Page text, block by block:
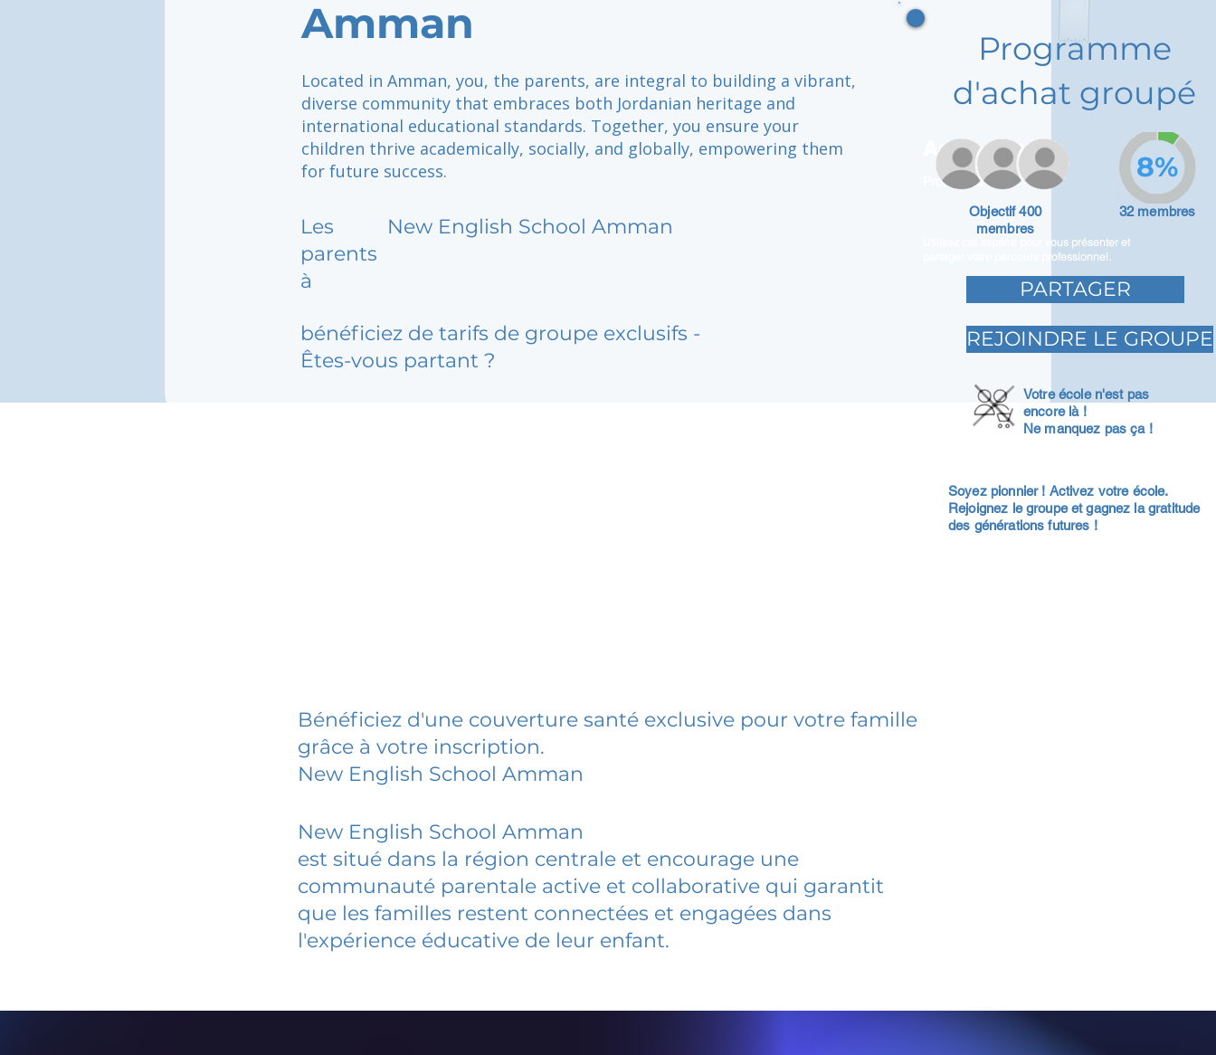
Amman
Located in Amman, you, the parents, are integral to building a vibrant,
diverse community that embraces both Jordanian heritage and
international educational standards. Together, you ensure your
children thrive academically, socially, and globally, empowering them
for future success.
Les
parents
à
New English School Amman
bénéficiez de tarifs de groupe exclusifs -
Êtes-vous partant ?
Adam Caar
Promoteur
Utilisez cet espace pour vous présenter et
partager votre parcours professionnel.
Programme
d'achat groupé
Objectif 400
membres
32 membres
8%
PARTAGER
REJOINDRE LE GROUPE
Votre école n'est pas
encore là !
Ne manquez pas ça !
Soyez pionnier ! Activez votre école.
Rejoignez le groupe et gagnez la gratitude
des générations futures !
Bénéficiez d'une couverture santé exclusive pour votre famille
grâce à votre inscription.
New English School Amman
New English School Amman
est situé dans la région centrale et encourage une
communauté parentale active et collaborative qui garantit
que les familles restent connectées et engagées dans
l'expérience éducative de leur enfant.